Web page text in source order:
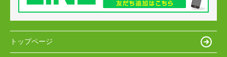
トップページ